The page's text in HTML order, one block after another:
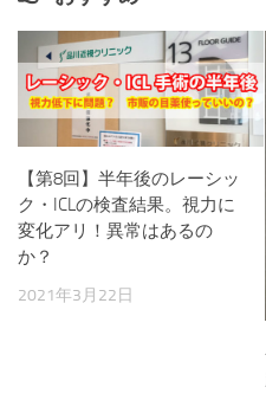
【第8回】半年後のレーシッ
ク・ICLの検査結果。視力に
変化アリ！異常はあるの
か？
2021年3月22日